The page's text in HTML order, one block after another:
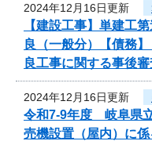
2024年12月16日更新
【建設工事】単建工
良（一般分）【債務
良工事に関する事後
2024年12月16日更新
令和7‐9年度 岐阜県
売機設置（屋内）に